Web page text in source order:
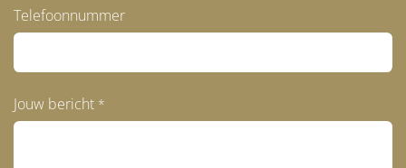
Telefoonnummer
Jouw bericht *